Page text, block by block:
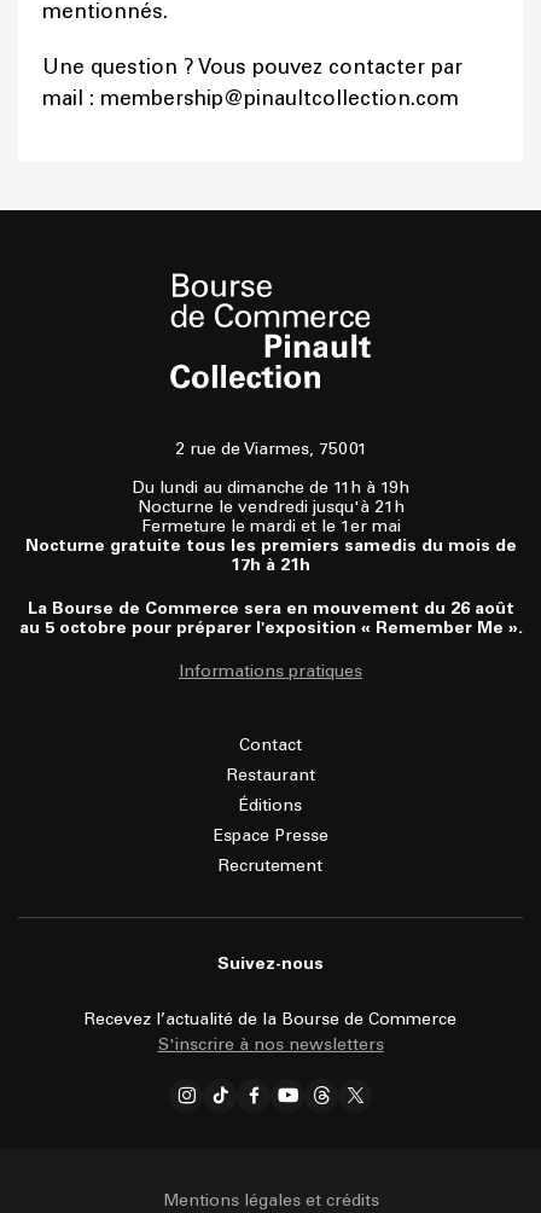
mentionnés.
Une question ? Vous pouvez contacter par
mail : membership@pinaultcollection.com
2 rue de Viarmes, 75001
Du lundi au dimanche de 11h à 19h
Nocturne le vendredi jusqu'à 21h
Fermeture le mardi et le 1er mai
Nocturne gratuite tous les premiers samedis du mois de
17h à 21h
La Bourse de Commerce sera en mouvement du 26 août
au 5 octobre pour préparer l'exposition « Remember Me ».
Informations pratiques
Contact
Restaurant
Éditions
Espace Presse
Recrutement
Suivez-nous
Recevez l’actualité de la Bourse de Commerce
S'inscrire à nos newsletters
Mentions légales et crédits